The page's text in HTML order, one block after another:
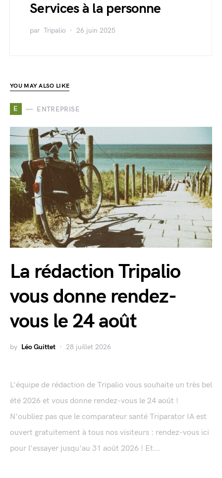
Services à la personne
par Tripalio 26 juin 2025
YOU MAY ALSO LIKE
E ENTREPRISE
La rédaction Tripalio
vous donne rendez-
vous le 24 août
by Léo Guittet 28 juillet 2026
L'équipe de rédaction de Tripalio vous souhaite un très bel
été 2026 et vous donne rendez-vous le 24 août !
N'oubliez pas que le comparateur santé Triparator IA est
ouvert gratuitement à tous nos visiteurs : rendez-vous ici
pour l'essayer jusqu'au 31 août 2026 ! Et...